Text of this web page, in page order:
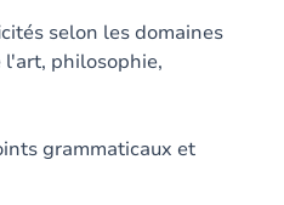
selon les domaines
philosophie,
grammaticaux et